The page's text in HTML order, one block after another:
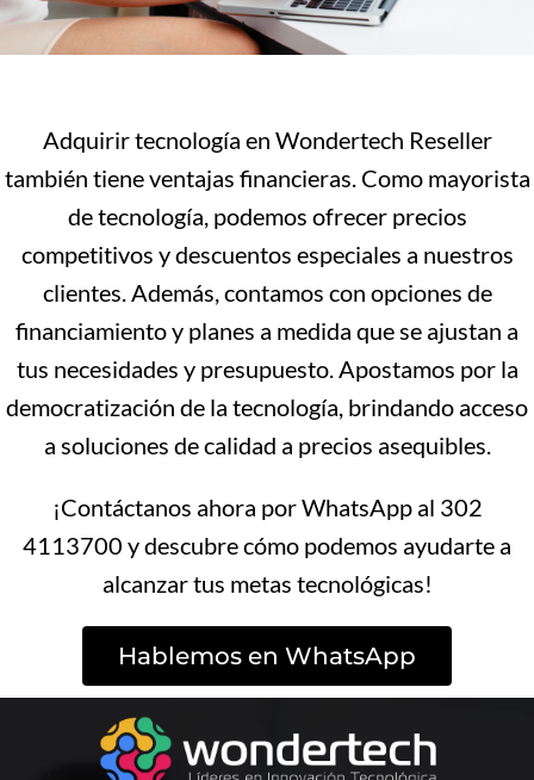
Adquirir tecnología en Wondertech Reseller
también tiene ventajas financieras. Como mayorista
de tecnología, podemos ofrecer precios
competitivos y descuentos especiales a nuestros
clientes. Además, contamos con opciones de
financiamiento y planes a medida que se ajustan a
tus necesidades y presupuesto. Apostamos por la
democratización de la tecnología, brindando acceso
a soluciones de calidad a precios asequibles.
¡Contáctanos ahora por WhatsApp al 302
4113700 y descubre cómo podemos ayudarte a
alcanzar tus metas tecnológicas!
Hablemos en WhatsApp